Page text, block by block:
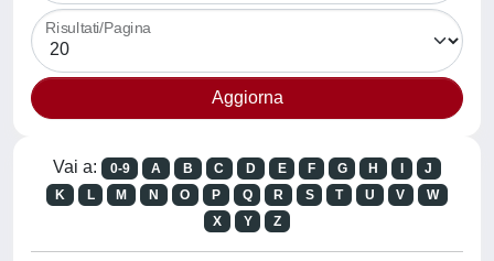
Risultati/Pagina
Vai a: 0-9 A B C D E F G H
J
K
L M N O P Q R S T U V
W
X
Y Z